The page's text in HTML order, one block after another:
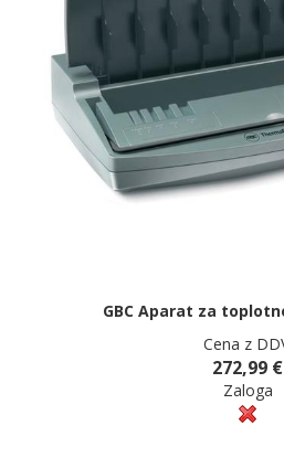
GBC Aparat za
Cena z
272,99 €
Zaloga